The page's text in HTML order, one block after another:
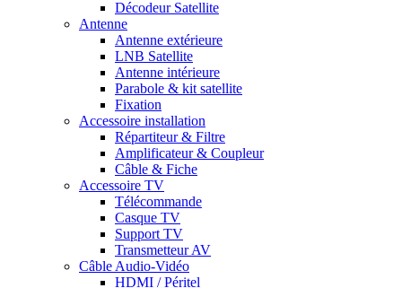
Décodeur Satellite
Antenne
Antenne extérieure
LNB Satellite
Antenne intérieure
Parabole & kit satellite
Fixation
Accessoire installation
Répartiteur & Filtre
Amplificateur & Coupleur
Câble & Fiche
Accessoire TV
Télécommande
Casque TV
Support TV
Transmetteur AV
Câble Audio-Vidéo
HDMI / Péritel